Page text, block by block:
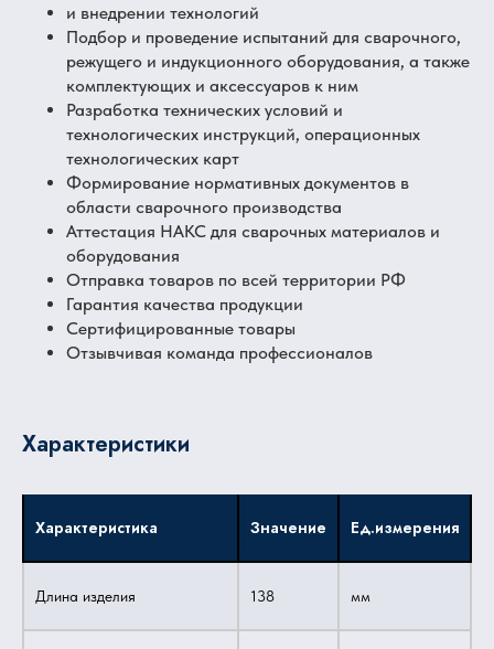
и внедрении технологий
Подбор и проведение испытаний для сварочного,
режущего и индукционного оборудования, а также
комплектующих и аксессуаров к ним
Разработка технических условий и
технологических инструкций, операционных
технологических карт
Формирование нормативных документов в
области сварочного производства
Аттестация НАКС для сварочных материалов и
оборудования
Отправка товаров по всей территории РФ
Гарантия качества продукции
Сертифицированные товары
Отзывчивая команда профессионалов
Характеристики
Характеристика Значение Ед.измерения
Длина изделия 138 мм